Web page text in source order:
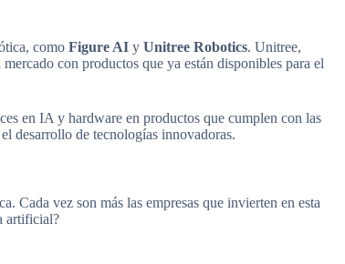
como Figure AI y Unitree Robotics. Unitree,
con productos que ya están disponibles para el
en IA y hardware en productos que cumplen con las
desarrollo de tecnologías innovadoras.
Cada vez son más las empresas que invierten en esta
artificial?